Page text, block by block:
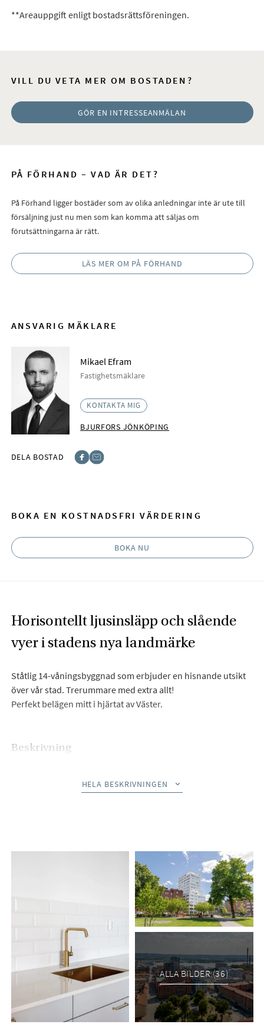
**Areauppgift enligt bostadsrättsföreningen.
VILL DU VETA MER OM BOSTADEN?
GÖR EN INTRESSEANMÄLAN
PÅ FÖRHAND – VAD ÄR DET?
På Förhand ligger bostäder som av olika anledningar inte är ute till
försäljning just nu men som kan komma att säljas om
förutsättningarna är rätt.
LÄS MER OM PÅ FÖRHAND
ANSVARIG MÄKLARE
Mikael Efram
Fastighetsmäklare
KONTAKTA MIG
BJURFORS JÖNKÖPING
DELA BOSTAD
BOKA EN KOSTNADSFRI VÄRDERING
BOKA NU
Horisontellt ljusinsläpp och slående
vyer i stadens nya landmärke
Ståtlig 14-våningsbyggnad som erbjuder en hisnande utsikt
över vår stad. Trerummare med extra allt!
Perfekt belägen mitt i hjärtat av Väster.
Beskrivning
hem som både imponerar och inspirerar.
Brf Park, granne med Lasarettsparken på Väster, reser sig
stolt mot himlen med sina fjorton våningar och har redan
blivit ett nytt landmärke i staden. Här bjuds du på
panoramautsikter som aldrig slutar att fascinera och en
arkitektur som sticker ut på bästa sätt. Detta är ett boende för
dig som vill ha något mer än bara en bostad, ett hem som
både representerar och inbjuder, och som ger dig utrymme
att stå värd när vänner och familj samlas.
Planlösningen i denna trerummare är generös och
HELA BESKRIVNINGEN
ALLA BILDER (36)